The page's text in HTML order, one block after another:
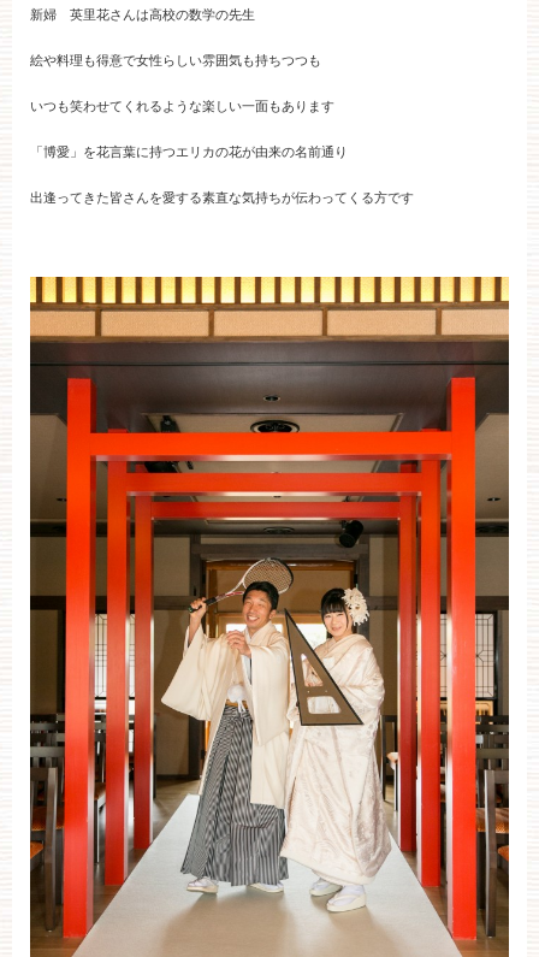
資料請求
小林楼の結婚式
おもてなし
お客様とのご縁
お約束 フォトギャラリー
レストラン＆パーティー
特集
最新情報
新婦 英里花さんは高校の数学の先生
絵や料理も得意で女性らしい雰囲気も持ちつつも
いつも笑わせてくれるような楽しい一面もあります
「博愛」を花言葉に持つエリカの花が由来の名前通り
出逢ってきた皆さんを愛する素直な気持ちが伝わってくる方です